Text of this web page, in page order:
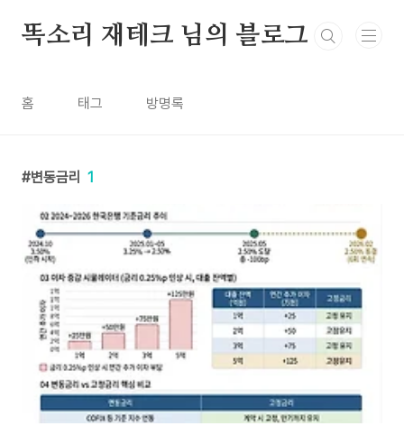
똑소리 재테크 님의 블로그
홈 태그 방명록
변동금리 1